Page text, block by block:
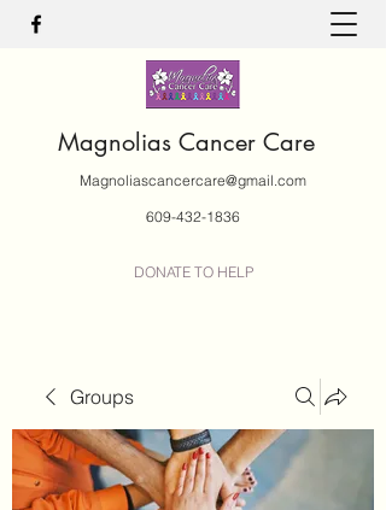
Magnolias Cancer Care
Magnoliascancercare@gmail.com
609-432-1836
DONATE TO HELP
Groups